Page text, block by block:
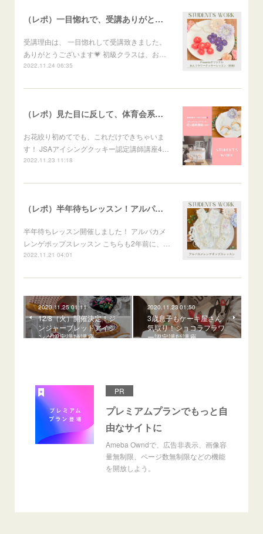
（レポ）一目惚れで、受講ありがとうございます🙏
受講理由は、 一目惚れして受講致きました。
ありがとうございます💗 初級クラスは、お…
2022.11.24 06:35
（レポ）見た目に反して、体育会系な回（笑）
お花絞り初めてでも、これだけできちゃいま
す！ JSAアイシングクッキー認定講師講座4…
2022.11.23 11:18
（レポ）半年待ちレッスン！アルパカメレンゲポップス
半年待ちレッスン開催しました！ アルパカメ
レンゲポップスレッスン こちらも2年前に、…
2022.11.21 04:01
2020.11.25 01:11
12/8（火）開催決定！ジ
ンジャーブレッドアイシ
ング認定講師講座
2020.11.23 01:50
3歳息子もケーキ屋さん
気取り！ショコラフラワ
ー認定講師講座
PR
プレミアムプランでもっと自
由なサイトに
Ameba Owndで、広告非表示、画像容
量無制限、ページ数無制限などの機能
を開放しよう。